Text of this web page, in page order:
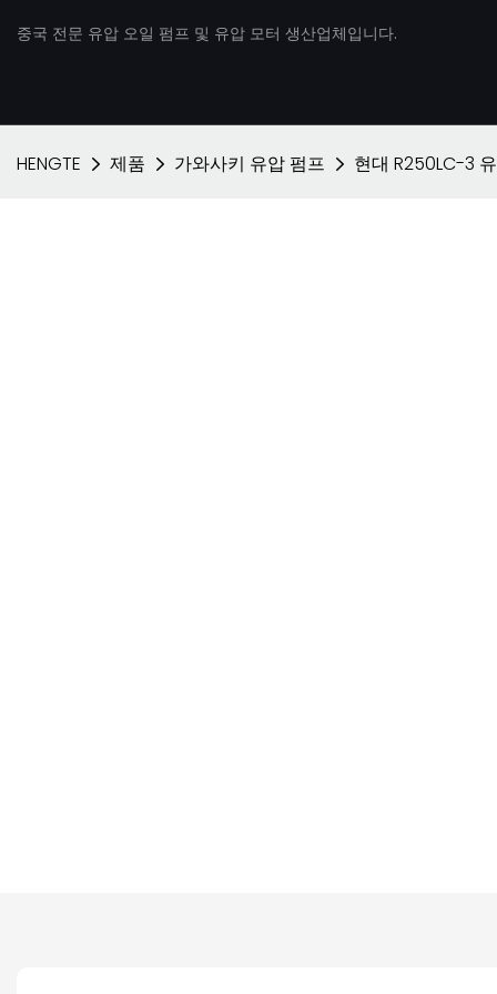
중국 전문 유압 오일 펌프 및 유압 모터 생산업체입니다.
HENGTE 제품 가와사키 유압 펌프 현대 R250LC-3 유